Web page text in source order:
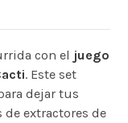
con el juego
. Este set
dejar tus
de extractores de